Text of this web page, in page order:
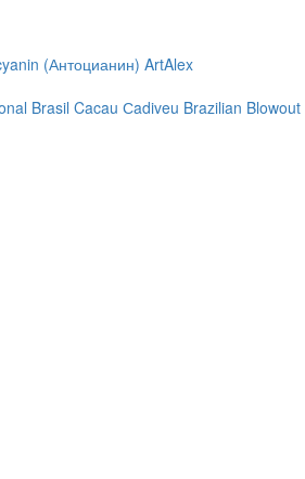
(Антоцианин) ArtAlex
Brasil Cacau Сadiveu Brazilian Blowout